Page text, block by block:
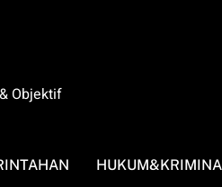
Objektif